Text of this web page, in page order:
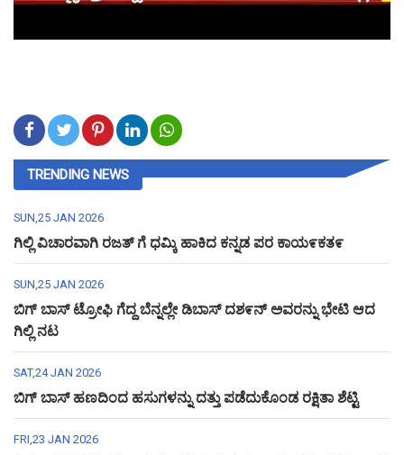
TRENDING NEWS
SUN,25 JAN 2026
ಗಿಲ್ಲಿ ವಿಚಾರವಾಗಿ ರಜತ್ ಗೆ ಧಮ್ಕಿ ಹಾಕಿದ ಕನ್ನಡ ಪರ ಕಾಯ೯ಕತ೯
SUN,25 JAN 2026
ಬಿಗ್ ಬಾಸ್ ಟ್ರೋಫಿ ಗೆದ್ದ ಬೆನ್ನಲ್ಲೇ ಡಿಬಾಸ್ ದಶ೯ನ್ ಅವರನ್ನು ಭೇಟಿ ಆದ
ಗಿಲ್ಲಿ ನಟ
SAT,24 JAN 2026
ಬಿಗ್ ಬಾಸ್ ಹಣದಿಂದ ಹಸುಗಳನ್ನು ದತ್ತು ಪಡೆದುಕೊಂಡ ರಕ್ಷಿತಾ ಶೆಟ್ಟಿ
FRI,23 JAN 2026